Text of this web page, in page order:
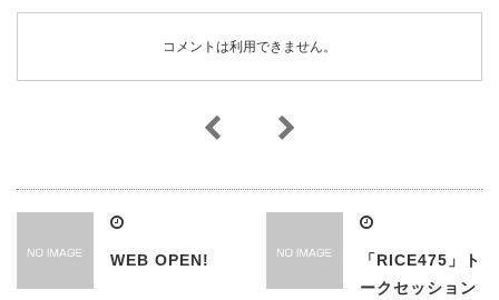
コメントは利用できません。
WEB OPEN!
「RICE475」ト
ークセッション